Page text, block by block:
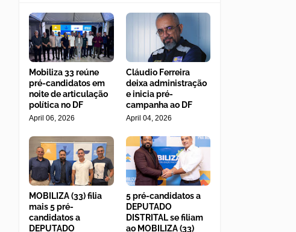
Mobiliza 33 reúne
pré-candidatos em
noite de articulação
política no DF
April 06, 2026
Cláudio Ferreira
deixa administração
e inicia pré-
campanha ao DF
April 04, 2026
MOBILIZA (33) filia
mais 5 pré-
candidatos a
DEPUTADO
5 pré-candidatos a
DEPUTADO
DISTRITAL se filiam
ao MOBILIZA (33)